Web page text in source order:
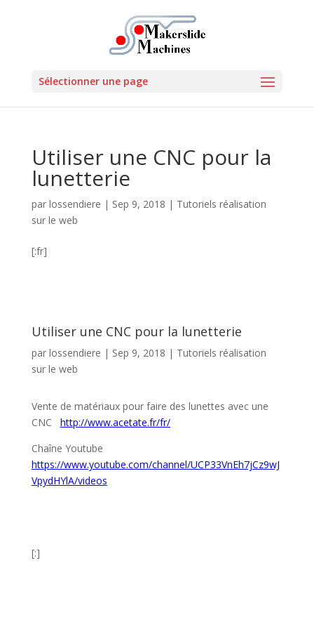
Sélectionner une page
Utiliser une CNC pour la
lunetterie
par lossendiere | Sep 9, 2018 | Tutoriels réalisation
sur le web
[:fr]
Utiliser une CNC pour la lunetterie
par lossendiere | Sep 9, 2018 | Tutoriels réalisation
sur le web
Vente de matériaux pour faire des lunettes avec une
CNC http://www.acetate.fr/fr/
Chaîne Youtube
https://www.youtube.com/channel/UCP33VnEh7jCz9wJ
VpydHYlA/videos
[:]